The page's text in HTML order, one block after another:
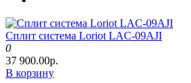
Сплит система Loriot LAC-09AJI
0
37 900.00р.
В корзину